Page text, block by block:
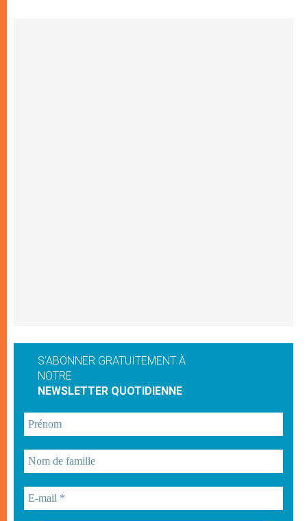
S'ABONNER GRATUITEMENT À
NOTRE
NEWSLETTER QUOTIDIENNE